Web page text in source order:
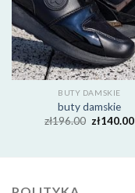
BUTY DAMSKIE
buty damskie
zł196.00 zł140.00